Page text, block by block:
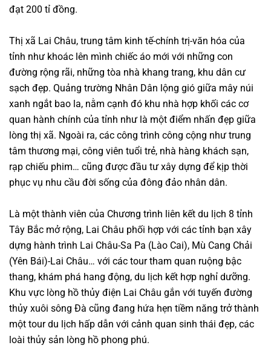
đạt 200 tỉ đồng.
Thị xã Lai Châu, trung tâm kinh tế-chính trị-văn hóa của
tỉnh như khoác lên mình chiếc áo mới với những con
đường rộng rãi, những tòa nhà khang trang, khu dân cư
sạch đẹp. Quảng trường Nhân Dân lộng gió giữa mây núi
xanh ngắt bao la, nằm cạnh đó khu nhà hợp khối các cơ
quan hành chính của tỉnh như là một điểm nhấn đẹp giữa
lòng thị xã. Ngoài ra, các công trình công cộng như trung
tâm thương mại, công viên tuổi trẻ, nhà hàng khách sạn,
rạp chiếu phim… cũng được đầu tư xây dựng để kịp thời
phục vụ nhu cầu đời sống của đông đảo nhân dân.
Là một thành viên của Chương trình liên kết du lịch 8 tỉnh
Tây Bắc mở rộng, Lai Châu phối hợp với các tỉnh bạn xây
dựng hành trình Lai Châu-Sa Pa (Lào Cai), Mù Cang Chải
(Yên Bái)-Lai Châu… với các tour tham quan ruộng bậc
thang, khám phá hang động, du lịch kết hợp nghỉ dưỡng.
Khu vực lòng hồ thủy điện Lai Châu gắn với tuyến đường
thủy xuôi sông Đà cũng đang hứa hẹn tiềm năng trở thành
một tour du lịch hấp dẫn với cảnh quan sinh thái đẹp, các
loài thủy sản lòng hồ phong phú.